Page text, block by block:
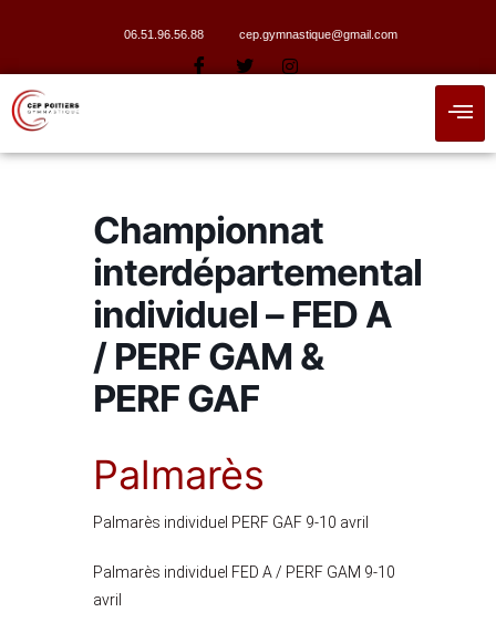
06.51.96.56.88 cep.gymnastique@gmail.com
Championnat
interdépartemental
individuel – FED A
/ PERF GAM &
PERF GAF
Palmarès
Palmarès individuel PERF GAF 9-10 avril
Palmarès individuel FED A / PERF GAM 9-10
avril